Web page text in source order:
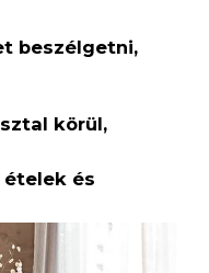
beszélgetni,
körül,
és